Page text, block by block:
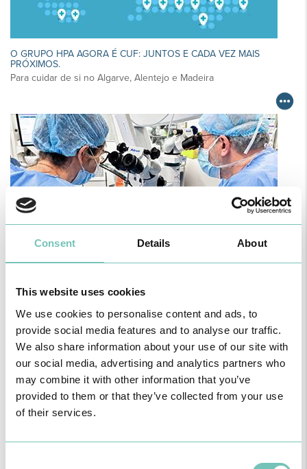
Consent Details About
This website uses cookies
We use cookies to personalise content and ads, to
provide social media features and to analyse our traffic.
We also share information about your use of our site with
our social media, advertising and analytics partners who
may combine it with other information that you’ve
provided to them or that they’ve collected from your use
of their services.
O GRUPO HPA AGORA É CUF: JUNTOS E CADA VEZ MAIS
PRÓXIMOS.
Para cuidar de si no Algarve, Alentejo e Madeira
Realizou-se no Hospital CUF Faro a primeira Cirurgia de Estrabismo
Pediátrico n…